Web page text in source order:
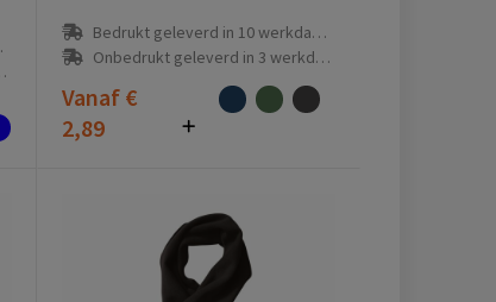
Bedrukt geleverd in 10 werkdag(en)
Onbedrukt geleverd in 3 werkdag(en)
Vanaf €
2,89